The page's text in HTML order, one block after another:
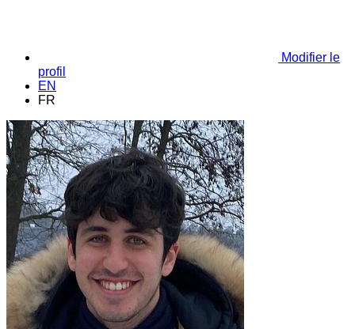
Modifier le
profil
EN
FR